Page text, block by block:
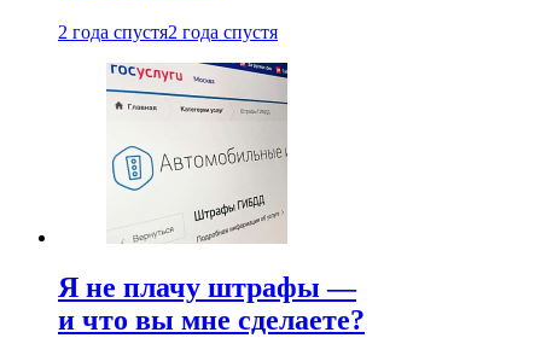
2 года спустя2 года спустя
Я не плачу штрафы —
и что вы мне сделаете?